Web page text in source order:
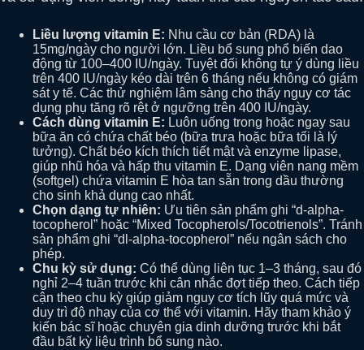
Liều lượng vitamin E: Nhu cầu cơ bản (RDA) là
15mg/ngày cho người lớn. Liều bổ sung phổ biến dao
động từ 100–400 IU/ngày. Tuyệt đối không tự ý dùng liều
trên 400 IU/ngày kéo dài trên 6 tháng nếu không có giám
sát y tế. Các thử nghiệm lâm sàng cho thấy nguy cơ tác
dụng phụ tăng rõ rệt ở ngưỡng trên 400 IU/ngày.
Cách dùng vitamin E: Luôn uống trong hoặc ngay sau
bữa ăn có chứa chất béo (bữa trưa hoặc bữa tối là lý
tưởng). Chất béo kích thích tiết mật và enzyme lipase,
giúp nhũ hóa và hấp thu vitamin E. Dạng viên nang mềm
(softgel) chứa vitamin E hòa tan sẵn trong dầu thường
cho sinh khả dụng cao nhất.
Chọn dạng tự nhiên: Ưu tiên sản phẩm ghi “d-alpha-
tocopherol” hoặc “Mixed Tocopherols/Tocotrienols”. Tránh
sản phẩm ghi “dl-alpha-tocopherol” nếu ngân sách cho
phép.
Chu kỳ sử dụng: Có thể dùng liên tục 1–3 tháng, sau đó
nghỉ 2–4 tuần trước khi cân nhắc đợt tiếp theo. Cách tiếp
cận theo chu kỳ giúp giảm nguy cơ tích lũy quá mức và
duy trì độ nhạy của cơ thể với vitamin. Hãy tham khảo ý
kiến bác sĩ hoặc chuyên gia dinh dưỡng trước khi bắt
đầu bất kỳ liệu trình bổ sung nào.